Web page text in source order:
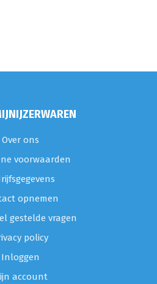
Over ons
voorwaarden
opnemen
gestelde vragen
policy
Inloggen
account